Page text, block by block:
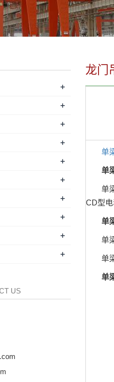
龙门
单
单梁
单梁
CD型
单梁
单梁
单梁
单梁
+
+
+
+
+
+
+
+
+
+
US